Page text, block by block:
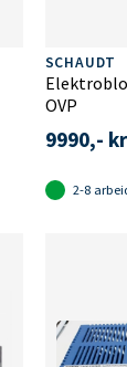
SCHAUDT
OVP
9990,- kr
2-8